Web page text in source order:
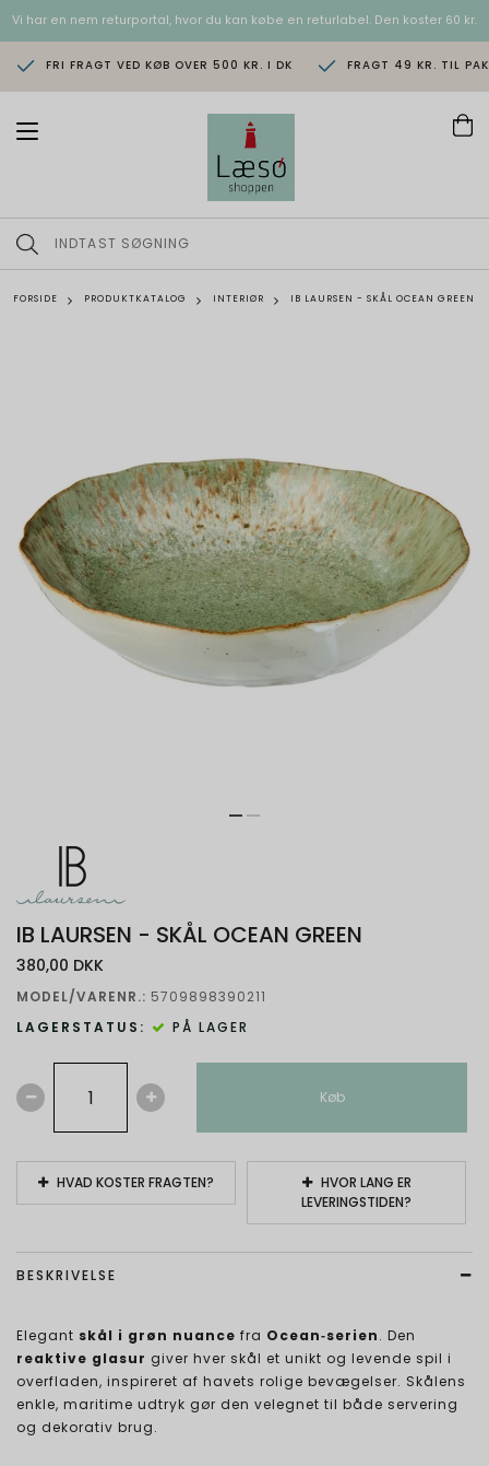
Vi har en nem returportal, hvor du kan købe en returlabel. Den koster 60 kr.
FRI FRAGT VED KØB OVER 500 KR. I DK FRAGT 49 KR. TIL
T
n
a
i
FORSIDE PRODUKTKATALOG INTERIØR IB LAURSEN - SKÅL OCEAN GREEN
IB LAURSEN - SKÅL OCEAN GREEN
380,00 DKK
MODEL/VARENR.: 5709898390211
LAGERSTATUS:
PÅ LAGER
Køb
HVAD KOSTER FRAGTEN?
HVOR LANG ER
LEVERINGSTIDEN?
BESKRIVELSE
Elegant skål i grøn nuance fra Ocean‑serien. Den
reaktive glasur giver hver skål et unikt og levende spil i
overfladen, inspireret af havets rolige bevægelser. Skålens
enkle, maritime udtryk gør den velegnet til både servering
og dekorativ brug.